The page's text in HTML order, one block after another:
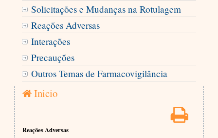
Solicitações e Mudanças na Rotulagem
Reações Adversas
Interações
Precauções
Outros Temas de Farmacovigilância
Inicio
Reações Adversas